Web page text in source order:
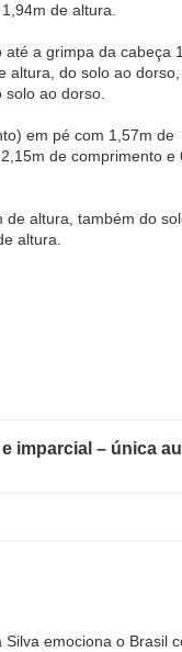
de altura.
a grimpa da cabeça
altura, do solo ao
ao dorso.
em pé com 1,57m de
de comprimento e
de altura, também do
altura.
imparcial – única
emociona o Brasil